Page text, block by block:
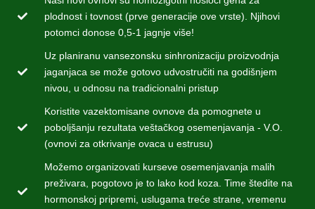
plodnost i tovnost (prve generacije ove vrste). Njihovi
potomci donose 0,5-1 jagnje više!
Uz planiranu vansezonsku sinhronizaciju proizvodnja
jaganjaca se može gotovo udvostručiti na godišnjem
nivou, u odnosu na tradicionalni pristup
Koristite vazektomisane ovnove da pomognete u
poboljšanju rezultata veštačkog osemenjavanja - V.O.
(ovnovi za otkrivanje ovaca u estrusu)
Možemo organizovati kurseve osemenjavanja malih
preživara, pogotovo je to lako kod koza. Time štedite na
hormonskoj pripremi, uslugama treće strane, vremenu